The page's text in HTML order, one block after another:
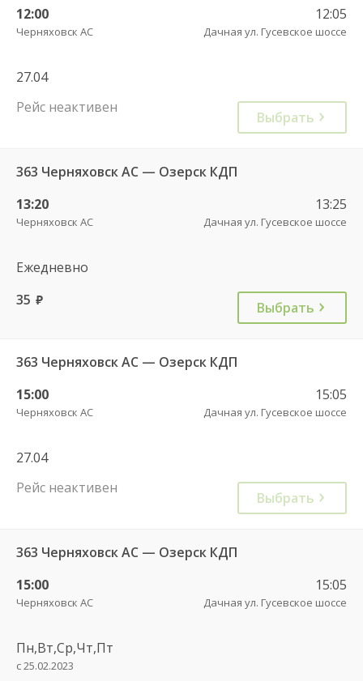
12:00
Черняховск АС
12:05
Дачная ул. Гусевское шоссе
27.04
Рейс неактивен
Выбрать
363 Черняховск АС — Озерск КДП
13:20
Черняховск АС
13:25
Дачная ул. Гусевское шоссе
Ежедневно
35 руб. Выбрать
363 Черняховск АС — Озерск КДП
15:00
Черняховск АС
15:05
Дачная ул. Гусевское шоссе
27.04
Рейс неактивен
Выбрать
363 Черняховск АС — Озерск КДП
15:00
Черняховск АС
15:05
Дачная ул. Гусевское шоссе
Пн,Вт,Ср,Чт,Пт
с 25.02.2023